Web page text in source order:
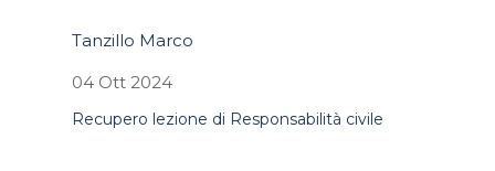
Tanzillo Marco
04 Ott 2024
Recupero lezione di Responsabilità civile